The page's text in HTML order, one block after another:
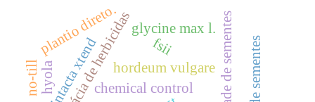
hordeum vulgare
fsii
eficácia de herbicidaschemical control
plantio direto.
intacta xtend
glycine max l.
hyola
no-till